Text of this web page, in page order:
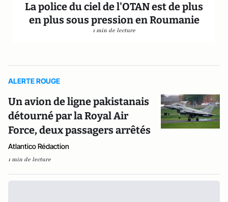
La police du ciel de l'OTAN est de plus
en plus sous pression en Roumanie
1 min de lecture
ALERTE ROUGE
Un avion de ligne pakistanais
détourné par la Royal Air
Force, deux passagers arrêtés
Atlantico Rédaction
1 min de lecture